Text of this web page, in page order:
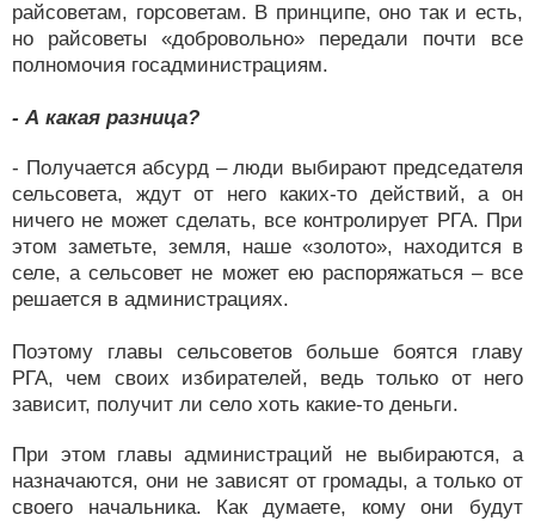
райсоветам, горсоветам. В принципе, оно так и есть,
но райсоветы «добровольно» передали почти все
полномочия госадминистрациям.
- А какая разница?
- Получается абсурд – люди выбирают председателя
сельсовета, ждут от него каких-то действий, а он
ничего не может сделать, все контролирует РГА. При
этом заметьте, земля, наше «золото», находится в
селе, а сельсовет не может ею распоряжаться – все
решается в администрациях.
Поэтому главы сельсоветов больше боятся главу
РГА, чем своих избирателей, ведь только от него
зависит, получит ли село хоть какие-то деньги.
При этом главы администраций не выбираются, а
назначаются, они не зависят от громады, а только от
своего начальника. Как думаете, кому они будут